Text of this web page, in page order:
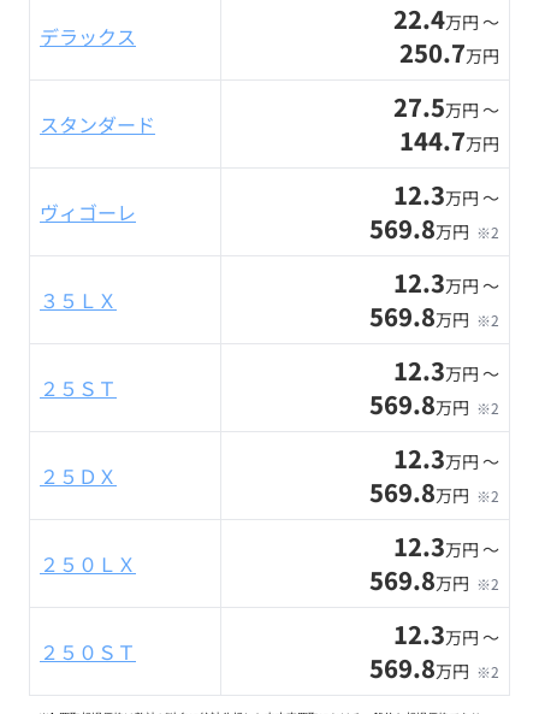
デラックス 22.4万円 〜
250.7万円
スタンダード 27.5万円 〜
144.7万円
ヴィゴーレ 12.3万円 〜
569.8万円 ※2
３５ＬＸ 12.3万円 〜
569.8万円 ※2
２５ＳＴ 12.3万円 〜
569.8万円 ※2
２５ＤＸ 12.3万円 〜
569.8万円 ※2
２５０ＬＸ 12.3万円 〜
569.8万円 ※2
２５０ＳＴ 12.3万円 〜
569.8万円 ※2